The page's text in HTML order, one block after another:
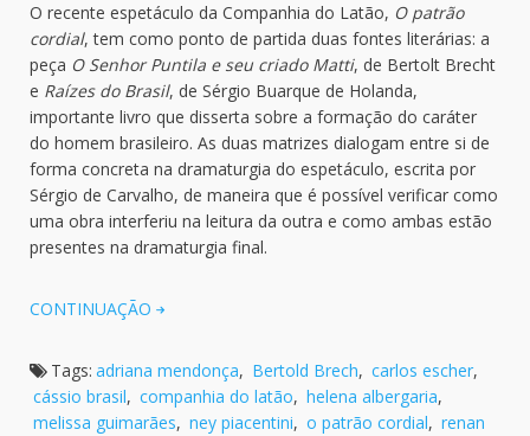
O recente espetáculo da Companhia do Latão, O patrão
cordial, tem como ponto de partida duas fontes literárias: a
peça O Senhor Puntila e seu criado Matti, de Bertolt Brecht
e Raízes do Brasil, de Sérgio Buarque de Holanda,
importante livro que disserta sobre a formação do caráter
do homem brasileiro. As duas matrizes dialogam entre si de
forma concreta na dramaturgia do espetáculo, escrita por
Sérgio de Carvalho, de maneira que é possível verificar como
uma obra interferiu na leitura da outra e como ambas estão
presentes na dramaturgia final.
CONTINUAÇÃO
Tags: adriana mendonça, Bertold Brech, carlos escher,
cássio brasil, companhia do latão, helena albergaria,
melissa guimarães, ney piacentini, o patrão cordial, renan